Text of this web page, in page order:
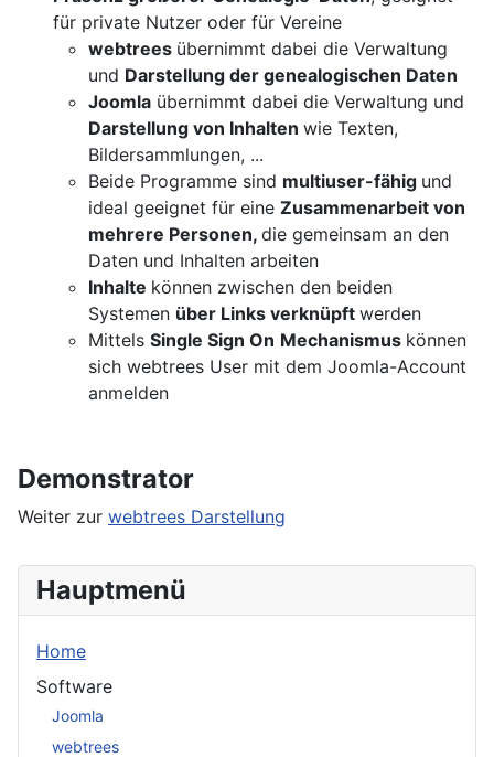
Hauptmenü
Home
Software
Joomla
webtrees
für private Nutzer oder für Vereine
webtrees übernimmt dabei die Verwaltung
und Darstellung der genealogischen Daten
Joomla übernimmt dabei die Verwaltung und
Darstellung von Inhalten wie Texten,
Bildersammlungen, ...
Beide Programme sind multiuser-fähig und
ideal geeignet für eine Zusammenarbeit von
mehrere Personen, die gemeinsam an den
Daten und Inhalten arbeiten
Inhalte können zwischen den beiden
Systemen über Links verknüpft werden
Mittels Single Sign On Mechanismus können
sich webtrees User mit dem Joomla-Account
anmelden
Demonstrator
Weiter zur webtrees Darstellung